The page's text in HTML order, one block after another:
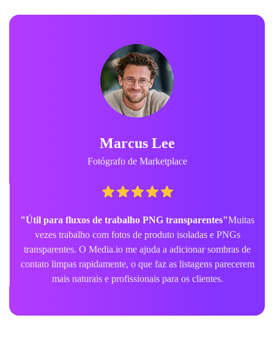
Marcus Lee
Fotógrafo de Marketplace
"Útil para fluxos de trabalho PNG transparentes"Muitas
vezes trabalho com fotos de produto isoladas e PNGs
transparentes. O Media.io me ajuda a adicionar sombras de
contato limpas rapidamente, o que faz as listagens parecerem
mais naturais e profissionais para os clientes.